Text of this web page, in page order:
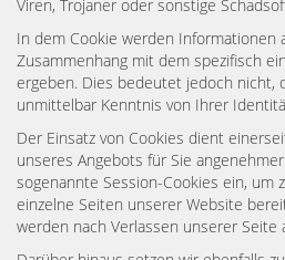
Viren, Trojaner oder sonstige
In dem Cookie werden Informationen
Zusammenhang mit dem spezifisch
ergeben. Dies bedeutet jedoch nicht,
unmittelbar Kenntnis von Ihrer
Der Einsatz von Cookies dient
unseres Angebots für Sie
sogenannte Session-Cookies ein, um
einzelne Seiten unserer Website
werden nach Verlassen unserer Seite